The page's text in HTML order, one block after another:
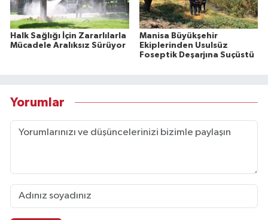
Halk Sağlığı İçin Zararlılarla
Mücadele Aralıksız Sürüyor
Manisa Büyükşehir
Ekiplerinden Usulsüz
Foseptik Deşarjına Suçüstü
Yorumlar